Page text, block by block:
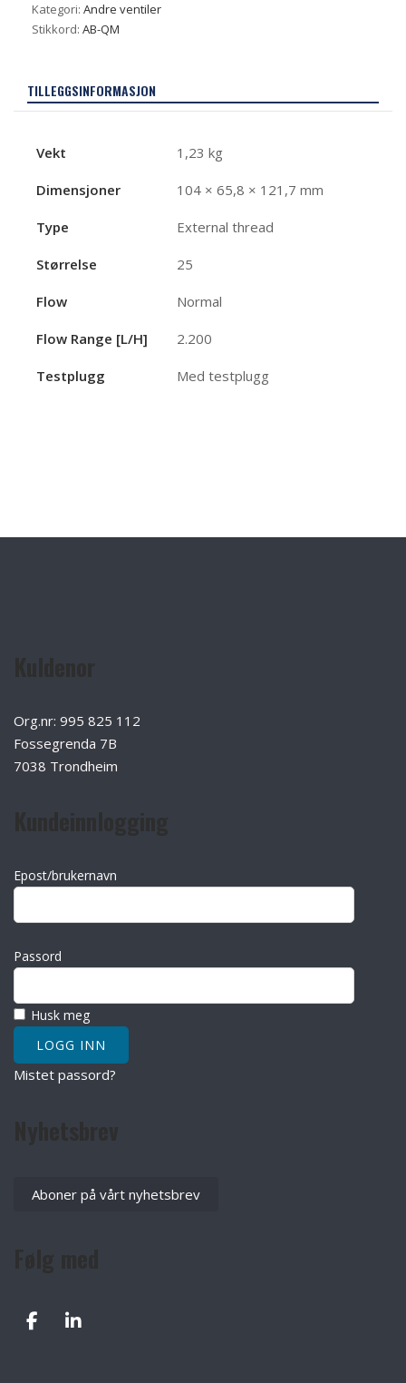
Kategori: Andre ventiler
Stikkord: AB-QM
TILLEGGSINFORMASJON
Vekt 1,23 kg
Dimensjoner 104 × 65,8 × 121,7 mm
Type External thread
Størrelse 25
Flow Normal
Flow Range [l/h] 2.200
Testplugg Med testplugg
Org.nr: 995 825 112
Fossegrenda 7B
7038 Trondheim
Epost/brukernavn
Passord
Husk meg
Mistet passord?
Aboner på vårt nyhetsbrev